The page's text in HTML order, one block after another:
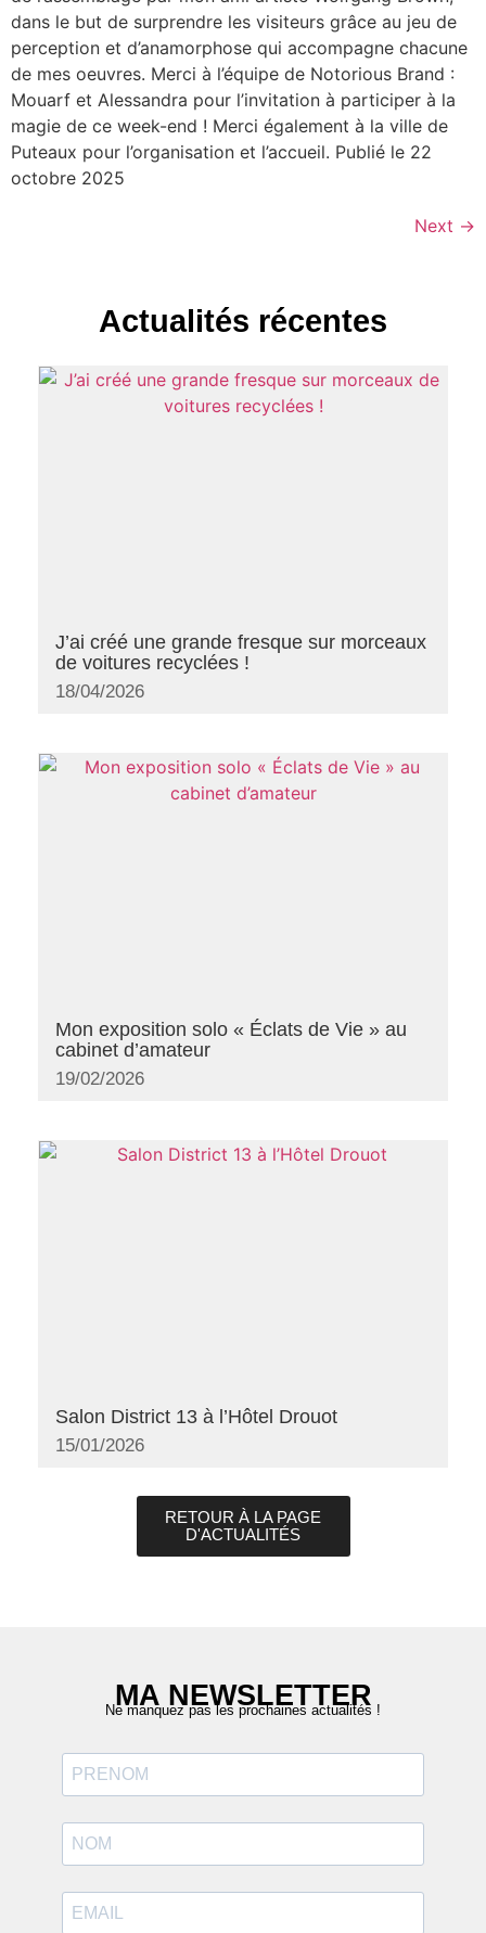
dans le but de surprendre les visiteurs grâce au jeu de
perception et d’anamorphose qui accompagne chacune
de mes oeuvres. Merci à l’équipe de Notorious Brand :
Mouarf et Alessandra pour l’invitation à participer à la
magie de ce week-end ! Merci également à la ville de
Puteaux pour l’organisation et l’accueil. Publié le 22
octobre 2025
Next →
Actualités récentes
J’ai créé une grande fresque sur morceaux
de voitures recyclées !
18/04/2026
Mon exposition solo « Éclats de Vie » au
cabinet d’amateur
19/02/2026
Salon District 13 à l’Hôtel Drouot
15/01/2026
RETOUR À LA PAGE
D'ACTUALITÉS
MA NEWSLETTER
Ne manquez pas les prochaines actualités !